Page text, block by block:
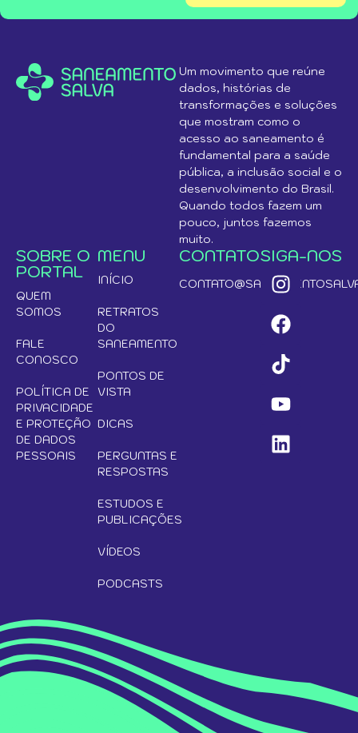
Um movimento que reúne
dados, histórias de
transformações e soluções
que mostram como o
acesso ao saneamento é
fundamental para a saúde
pública, a inclusão social e o
desenvolvimento do Brasil.
Quando todos fazem um
pouco, juntos fazemos
muito.
SOBRE O
PORTAL
QUEM
SOMOS
FALE
CONOSCO
POLÍTICA DE
PRIVACIDADE
E PROTEÇÃO
DE DADOS
PESSOAIS
MENU
INÍCIO
RETRATOS
DO
SANEAMENTO
PONTOS DE
VISTA
DICAS
PERGUNTAS E
RESPOSTAS
ESTUDOS E
PUBLICAÇÕES
VÍDEOS
PODCASTS
CONTATOSIGA-NOS